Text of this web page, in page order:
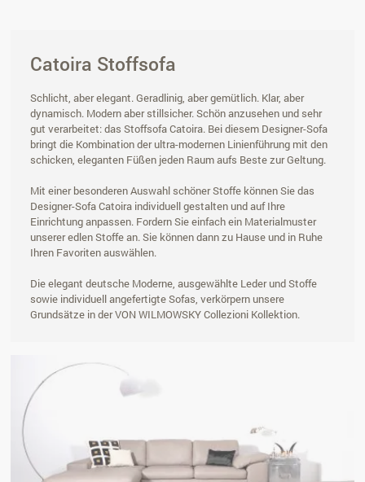
Catoira Stoffsofa
Schlicht, aber elegant. Geradlinig, aber gemütlich. Klar, aber
dynamisch. Modern aber stillsicher. Schön anzusehen und sehr
gut verarbeitet: das Stoffsofa Catoira. Bei diesem Designer-Sofa
bringt die Kombination der ultra-modernen Linienführung mit den
schicken, eleganten Füßen jeden Raum aufs Beste zur Geltung.
Mit einer besonderen Auswahl schöner Stoffe können Sie das
Designer-Sofa Catoira individuell gestalten und auf Ihre
Einrichtung anpassen. Fordern Sie einfach ein Materialmuster
unserer edlen Stoffe an. Sie können dann zu Hause und in Ruhe
Ihren Favoriten auswählen.
Die elegant deutsche Moderne, ausgewählte Leder und Stoffe
sowie individuell angefertigte Sofas, verkörpern unsere
Grundsätze in der VON WILMOWSKY Collezioni Kollektion.